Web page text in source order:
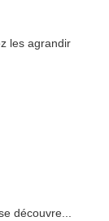
les agrandir
découvre...